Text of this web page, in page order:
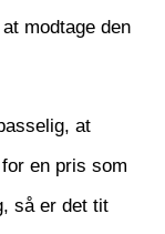
modtage den
at
en pris som
så er det tit